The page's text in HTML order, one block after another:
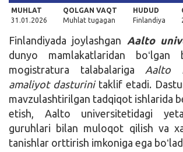
MUHLAT
31.01.2026
QOLGAN VAQT
Muhlat tugagan
HUDUD
Finlandiya
Finlandiyada joylashgan Aalto
dunyo mamlakatlaridan boʻlgan
mogistratura talabalariga Aalto
amaliyot dasturinitaklif etadi.
mavzulashtirilgan tadqiqot ishlarida
etish, Aalto universitetidagi
guruhlari bilan muloqot qilish va
tanishlar orttirish imkoniga ega